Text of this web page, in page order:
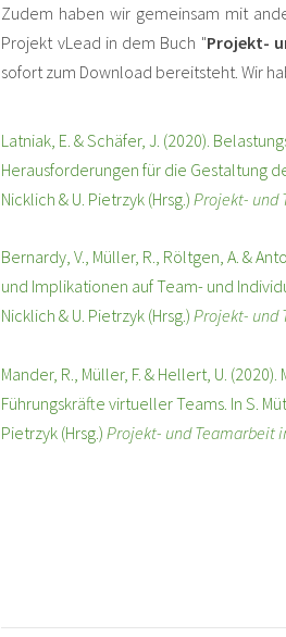
Zudem haben wir gemeinsam mit
Projekt vLead in dem Buch "Projekt-
sofort zum Download bereitsteht. Wir
Latniak, E. & Schäfer, J. (2020).
Herausforderungen für die Gestaltung
Nicklich & U. Pietrzyk (Hrsg.)Projekt- und
Bernardy, V., Müller, R., Röltgen, A. &
und Implikationen auf Team- und
Nicklich & U. Pietrzyk (Hrsg.)Projekt- und
Mander, R., Müller, F. & Hellert, U.
Führungskräfte virtueller Teams. In S.
Pietrzyk (Hrsg.) Projekt- und Teamarbeit